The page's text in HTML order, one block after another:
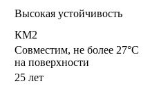
Высокая устойчивость
КМ2
Совместим, не более 27°C
на поверхности
25 лет